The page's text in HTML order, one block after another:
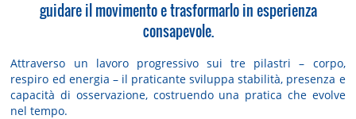
guidare il movimento e trasformarlo in esperienza
consapevole.
Attraverso un lavoro progressivo sui tre pilastri – corpo,
respiro ed energia – il praticante sviluppa stabilità, presenza e
capacità di osservazione, costruendo una pratica che evolve
nel tempo.